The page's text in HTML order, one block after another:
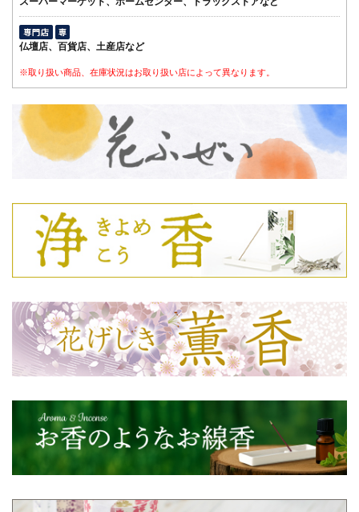
仏壇店、百貨店、土産店など
※取り扱い商品、在庫状況はお取り扱い店によって異なります。